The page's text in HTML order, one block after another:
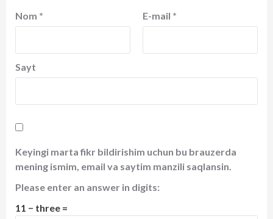
Nom * E-mail *
Sayt
Keyingi marta fikr bildirishim uchun bu brauzerda
mening ismim, email va saytim manzili saqlansin.
Please enter an answer in digits:
11 − three =